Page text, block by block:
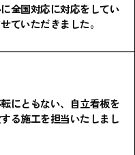
全国対応に対応をしてい
ていただきました。
にともない、自立看板を
る施工を担当いたしまし